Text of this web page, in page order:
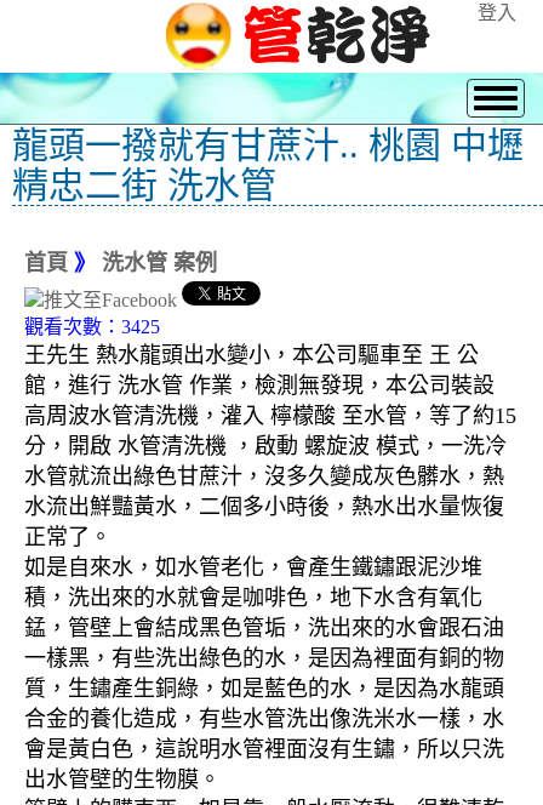
登入
龍頭一撥就有甘蔗汁.. 桃園 中壢
精忠二街 洗水管
首頁 》 洗水管 案例
觀看次數：3425
王先生 熱水龍頭出水變小，本公司驅車至 王 公
館，進行 洗水管 作業，檢測無發現，本公司裝設
高周波水管清洗機，灌入 檸檬酸 至水管，等了約15
分，開啟 水管清洗機 ，啟動 螺旋波 模式，一洗冷
水管就流出綠色甘蔗汁，沒多久變成灰色髒水，熱
水流出鮮豔黃水，二個多小時後，熱水出水量恢復
正常了。
如是自來水，如水管老化，會產生鐵鏽跟泥沙堆
積，洗出來的水就會是咖啡色，地下水含有氧化
錳，管壁上會結成黑色管垢，洗出來的水會跟石油
一樣黑，有些洗出綠色的水，是因為裡面有銅的物
質，生鏽產生銅綠，如是藍色的水，是因為水龍頭
合金的養化造成，有些水管洗出像洗米水一樣，水
會是黃白色，這說明水管裡面沒有生鏽，所以只洗
出水管壁的生物膜。